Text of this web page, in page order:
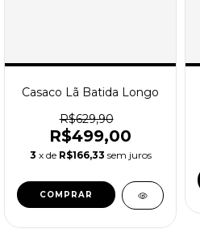
Casaco Lã Batida Longo
R$629,90
R$499,00
3 x de R$166,33 sem juros
COMPRAR